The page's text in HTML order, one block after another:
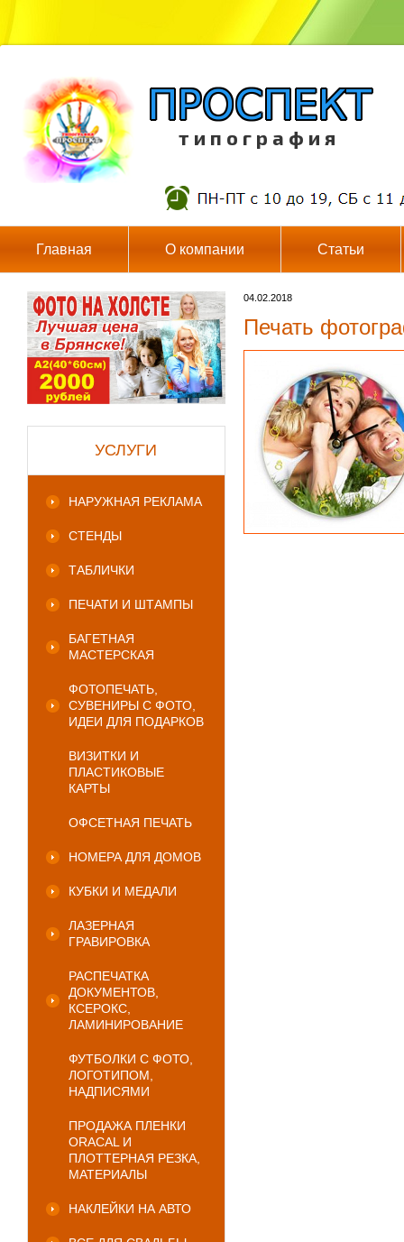
т и п о г р а ф и я
Главная О компании Статьи
УСЛУГИ
НАРУЖНАЯ РЕКЛАМА
СТЕНДЫ
ТАБЛИЧКИ
ПЕЧАТИ И ШТАМПЫ
БАГЕТНАЯ
МАСТЕРСКАЯ
ФОТОПЕЧАТЬ,
СУВЕНИРЫ С ФОТО,
ИДЕИ ДЛЯ ПОДАРКОВ
ВИЗИТКИ И
ПЛАСТИКОВЫЕ
КАРТЫ
ОФСЕТНАЯ ПЕЧАТЬ
НОМЕРА ДЛЯ ДОМОВ
КУБКИ И МЕДАЛИ
ЛАЗЕРНАЯ
ГРАВИРОВКА
РАСПЕЧАТКА
ДОКУМЕНТОВ,
КСЕРОКС,
ЛАМИНИРОВАНИЕ
ФУТБОЛКИ С ФОТО,
ЛОГОТИПОМ,
НАДПИСЯМИ
ПРОДАЖА ПЛЕНКИ
ORACAL И
ПЛОТТЕРНАЯ РЕЗКА,
МАТЕРИАЛЫ
НАКЛЕЙКИ НА АВТО
04.02.2018
Печать